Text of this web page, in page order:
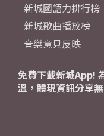
新城國語力排行榜
新城歌曲播放榜
音樂意見反映
免費下載新城App!
溫，體現資訊分享無